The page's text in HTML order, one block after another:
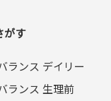
ットサーバ上に登
ます。
がす
ランス デイリー
ランス 生理前